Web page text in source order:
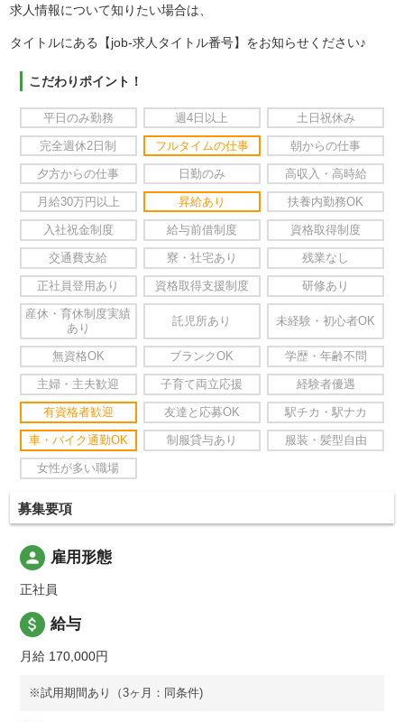
求人情報について知りたい場合は、
タイトルにある【job-求人タイトル番号】をお知らせください♪
こだわりポイント！
平日のみ勤務 週4日以上 土日祝休み
完全週休2日制 フルタイムの仕事 朝からの仕事
夕方からの仕事 日勤のみ 高収入・高時給
月給30万円以上 昇給あり 扶養内勤務OK
入社祝金制度 給与前借制度 資格取得制度
交通費支給 寮・社宅あり 残業なし
正社員登用あり 資格取得支援制度 研修あり
産休・育休制度実績
あり
託児所あり 未経験・初心者OK
無資格OK ブランクOK 学歴・年齢不問
主婦・主夫歓迎 子育て両立応援 経験者優遇
有資格者歓迎 友達と応募OK 駅チカ・駅ナカ
車・バイク通勤OK 制服貸与あり 服装・髪型自由
女性が多い職場
募集要項
person 雇用形態
正社員
attach_money 給与
月給 170,000円
※試用期間あり（3ヶ月：同条件)